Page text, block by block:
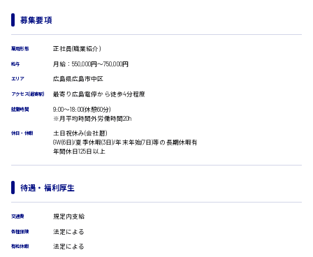
コールセンターオペレーター
一般事務
総務事務
翻訳、通訳
IT・クリエイティブ系
DTPオペレーター
CADオペレーター
校正・編集
プログラマー
カスタマーエンジニア
広島市佐伯区
広島市安佐南区
広島市安芸区
時給1500円以上
募集要項
雇用形態 正社員(職業紹介)
給与 月給：550,000円～750,000円
エリア 広島県広島市中区
アクセス(最寄駅) 最寄り広島電停から徒歩4分程度
就業時間
9:00〜18:00(休憩60分)
※月平均時間外労働時間20h
休日・休暇
土日祝休み(会社暦)
GW(6日)/夏季休暇(3日)/年末年始(7日)等の長期休暇有
年間休日125日以上
待遇・福利厚生
交通費 規定内支給
各種保険 法定による
有給休暇 法定による